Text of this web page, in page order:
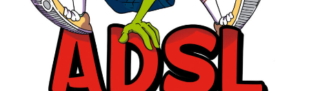
PARTAGER SAUVEGARDER